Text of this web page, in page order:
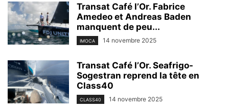
Transat Café l’Or. Fabrice
Amedeo et Andreas Baden
manquent de peu...
IMOCA 14 novembre 2025
Transat Café l’Or. Seafrigo-
Sogestran reprend la tête en
Class40
CLASS40 14 novembre 2025